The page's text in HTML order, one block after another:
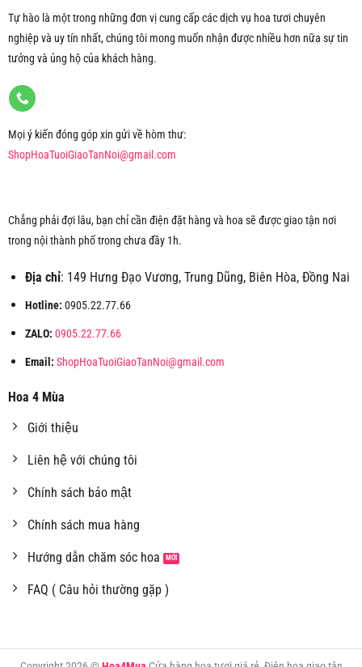
Tự hào là một trong những đơn vị cung cấp các dịch vụ hoa tươi chuyên
nghiệp và uy tín nhất, chúng tôi mong muốn nhận được nhiều hơn nữa sự tin
tưởng và ủng hộ của khách hàng.
Mọi ý kiến đóng góp xin gửi về hòm thư:
ShopHoaTuoiGiaoTanNoi@gmail.com
Chẳng phải đợi lâu, bạn chỉ cần điện đặt hàng và hoa sẽ được giao tận nơi
trong nội thành phố trong chưa đầy 1h.
Địa chỉ: 149 Hưng Đạo Vương, Trung Dũng, Biên Hòa, Đồng Nai
Hotline: 0905.22.77.66
ZALO: 0905.22.77.66
Email: ShopHoaTuoiGiaoTanNoi@gmail.com
Hoa 4 Mùa
Giới thiệu
Liên hệ với chúng tôi
Chính sách bảo mật
Chính sách mua hàng
Hướng dẫn chăm sóc hoa
FAQ ( Câu hỏi thường gặp )